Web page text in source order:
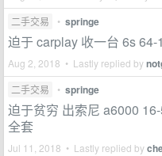
二手交易 • springe
迫于 carplay 收一台 6s 64-
Aug 2, 2018 • Lastly replied by
二手交易 • springe
迫于贫穷 出索尼 a6000
全套
Jul 11, 2018 • Lastly replied by